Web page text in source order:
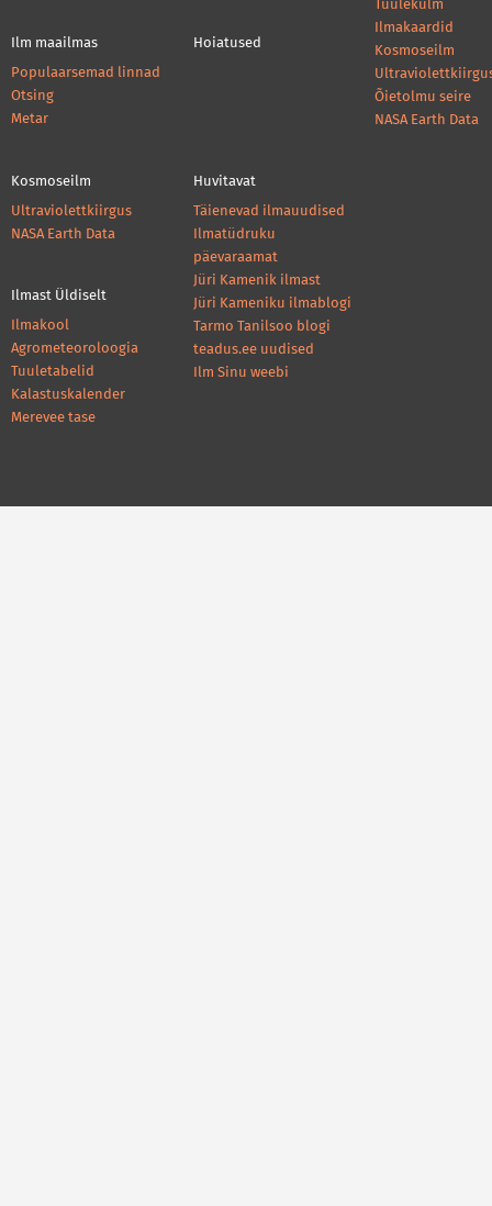
Ilm maailmas
Populaarsemad linnad
Otsing
Metar
Hoiatused
Tuulekülm
Ilmakaardid
Kosmoseilm
Õietolmu seire
NASA Earth Data
Kosmoseilm
Ultraviolettkiirgus
NASA Earth Data
Ilmast Üldiselt
Ilmakool
Agrometeoroloogia
Tuuletabelid
Kalastuskalender
Merevee tase
Huvitavat
Täienevad ilmauudised
Ilmatüdruku
päevaraamat
Jüri Kamenik ilmast
Jüri Kameniku ilmablogi
Tarmo Tanilsoo blogi
teadus.ee uudised
Ilm Sinu weebi